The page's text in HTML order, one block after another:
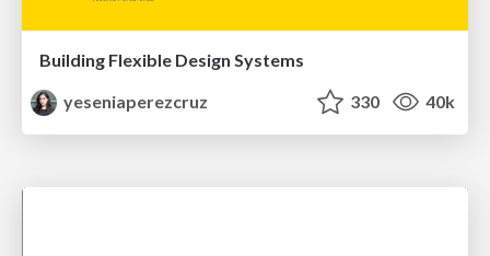
Building Flexible Design Systems
yeseniaperezcruz
330 40k